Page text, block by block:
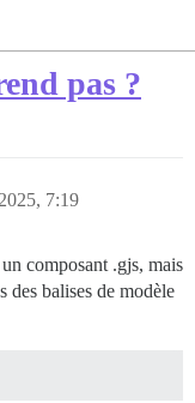
pas ?
7:19
composant .gjs, mais
des balises de modèle